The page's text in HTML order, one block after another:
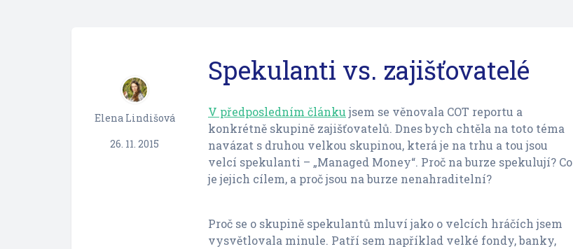
Spekulanti vs. zajišťovatelé
V předposledním článkujsem se věnovala COT reportu a
konkrétně skupině zajišťovatelů. Dnes bych chtěla na toto téma
navázat s druhou velkou skupinou, která je na trhu a tou jsou
velcí spekulanti – „Managed Money“. Proč na burze spekulují? Co
je jejich cílem, a proč jsou na burze nenahraditelní?
Proč se o skupině spekulantů mluví jako o velcích hráčích jsem
vysvětlovala minule. Patří sem například velké fondy, banky,
Elena Lindišová
26. 11. 2015